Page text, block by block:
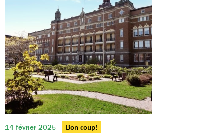
14 février 2025 Bon coup!